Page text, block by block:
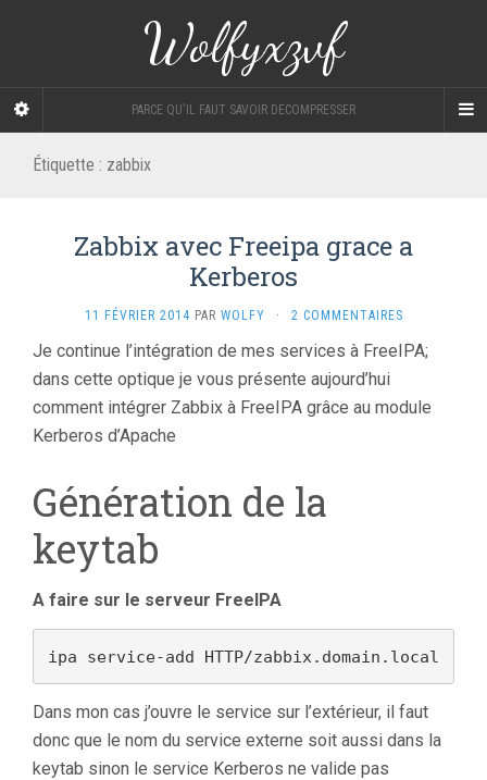
Wolfyxzvf
PARCE QU'IL FAUT SAVOIR DECOMPRESSER
Étiquette : zabbix
Zabbix avec Freeipa grace a
Kerberos
11 FÉVRIER 2014 PAR WOLFY · 2 COMMENTAIRES
Je continue l’intégration de mes services à FreeIPA;
dans cette optique je vous présente aujourd’hui
comment intégrer Zabbix à FreeIPA grâce au module
Kerberos d’Apache
Génération de la
keytab
A faire sur le serveur FreeIPA
ipa service-add HTTP/zabbix.domain.local
Dans mon cas j’ouvre le service sur l’extérieur, il faut
donc que le nom du service externe soit aussi dans la
keytab sinon le service Kerberos ne valide pas